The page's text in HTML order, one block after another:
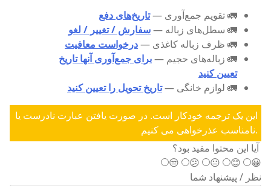
🚛 تقویم جمع‌آوری —تاریخ‌های دفع
🚛 سطل‌های زباله —سفارش / تغییر / لغو
🚛 ظرف زباله کاغذی —درخواست معافیت
🚛 زباله‌های حجیم —برای جمع‌آوری آنها تاریخ
تعیین کنید
🚛 لوازم خانگی —تاریخ تحویل را تعیین کنید
این یک ترجمه خودکار است. در صورت یافتن عبارت نادرست یا
نامناسب عذرخواهی می کنیم.
آیا این محتوا مفید بود؟
😒
😕 😐 😊
😀
نظر / پیشنهاد شما